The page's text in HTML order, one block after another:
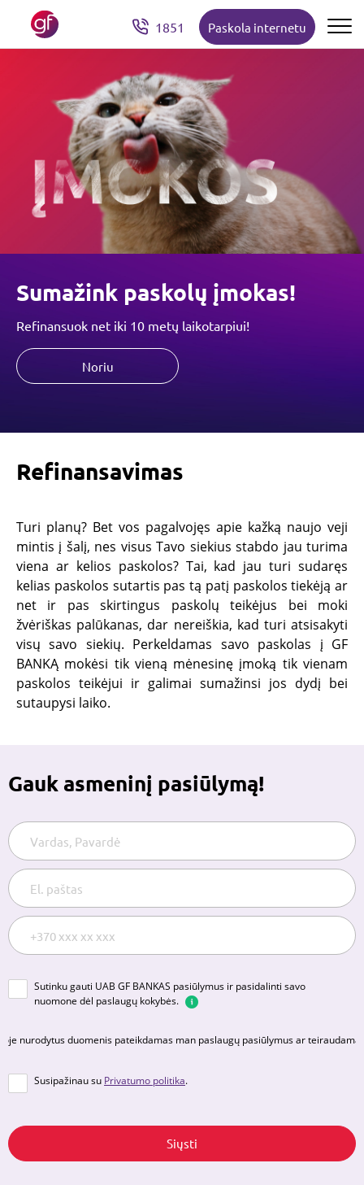
1851 Paskola internetu
Sumažink paskolų įmokas!
Refinansuok net iki 10 metų laikotarpiui!
Noriu
Refinansavimas
Turi planų? Bet vos pagalvojęs apie kažką naujo veji
mintis į šalį, nes visus Tavo siekius stabdo jau turima
viena ar kelios paskolos? Tai, kad jau turi sudaręs
kelias paskolos sutartis pas tą patį paskolos tiekėją ar
net ir pas skirtingus paskolų teikėjus bei moki
žvėriškas palūkanas, dar nereiškia, kad turi atsisakyti
visų savo siekių. Perkeldamas savo paskolas į GF
BANKĄ mokėsi tik vieną mėnesinę įmoką tik vienam
paskolos teikėjui ir galimai sumažinsi jos dydį bei
sutaupysi laiko.
Gauk asmeninį pasiūlymą!
Sutinku gauti UAB GF BANKAS pasiūlymus ir pasidalinti savo
nuomone dėl paslaugų kokybės.
Sutinku, kad UAB GF BANKAS tiesioginės rinkodaros tikslais tvarkytų
Susipažinau su Privatumo politika.
Siųsti